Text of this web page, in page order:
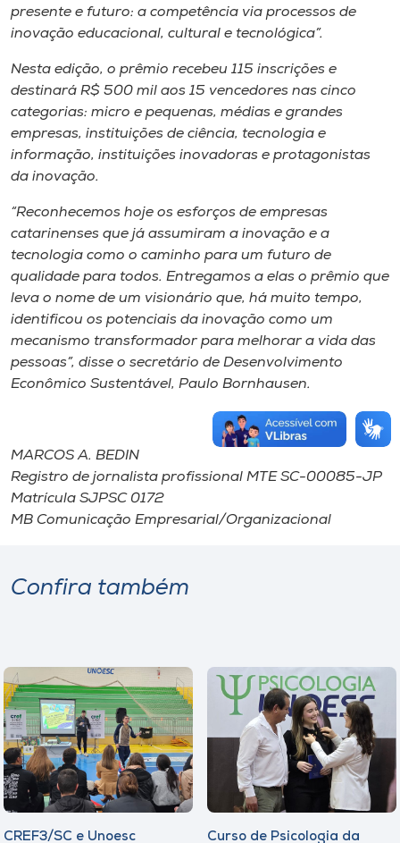
presente e futuro: a competência via processos de
inovação educacional, cultural e tecnológica”.
Nesta edição, o prêmio recebeu 115 inscrições e
destinará R$ 500 mil aos 15 vencedores nas cinco
categorias: micro e pequenas, médias e grandes
empresas, instituições de ciência, tecnologia e
informação, instituições inovadoras e protagonistas
da inovação.
“Reconhecemos hoje os esforços de empresas
catarinenses que já assumiram a inovação e a
tecnologia como o caminho para um futuro de
qualidade para todos. Entregamos a elas o prêmio que
leva o nome de um visionário que, há muito tempo,
identificou os potenciais da inovação como um
mecanismo transformador para melhorar a vida das
pessoas”, disse o secretário de Desenvolvimento
Econômico Sustentável, Paulo Bornhausen.
MARCOS A. BEDIN
Registro de jornalista profissional MTE SC-00085-JP
Matrícula SJPSC 0172
MB Comunicação Empresarial/Organizacional
Confira também
CREF3/SC e Unoesc Curso de Psicologia da